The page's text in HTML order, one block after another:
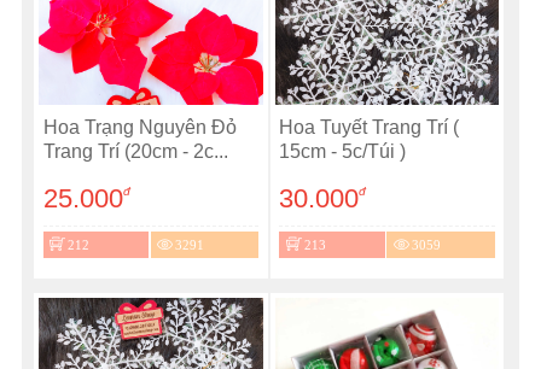
Hoa Trạng Nguyên Đỏ
Trang Trí (20cm - 2c...
25.000đ
212 3291
Hoa Tuyết Trang Trí (
15cm - 5c/Túi )
30.000đ
213 3059